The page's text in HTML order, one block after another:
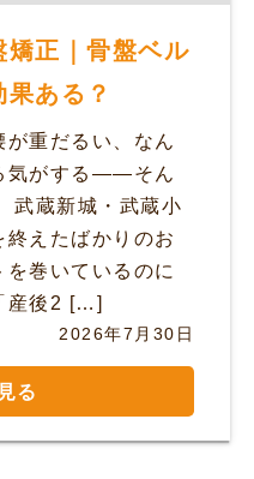
矯正｜骨盤ベル
果ある？
重だるい、なん
気がする——そん
武蔵新城・武蔵小
えたばかりのお
巻いているのに
産後2 […]
2026年7月30日
る